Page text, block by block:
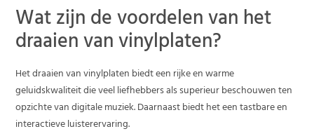
Wat zijn de voordelen van het
draaien van vinylplaten?
Het draaien van vinylplaten biedt een rijke en warme
geluidskwaliteit die veel liefhebbers als superieur beschouwen ten
opzichte van digitale muziek. Daarnaast biedt het een tastbare en
interactieve luisterervaring.